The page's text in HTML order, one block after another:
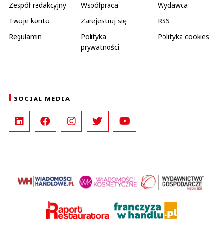
Zespół redakcyjny Współpraca
Wydawca
Twoje konto
Zarejestruj się
RSS
Regulamin
Polityka
prywatności
Polityka cookies
SOCIAL MEDIA